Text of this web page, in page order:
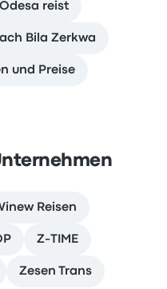
reist
Bila Zerkwa
und Preise
Reisen
Z-TIME
Zesen Trans